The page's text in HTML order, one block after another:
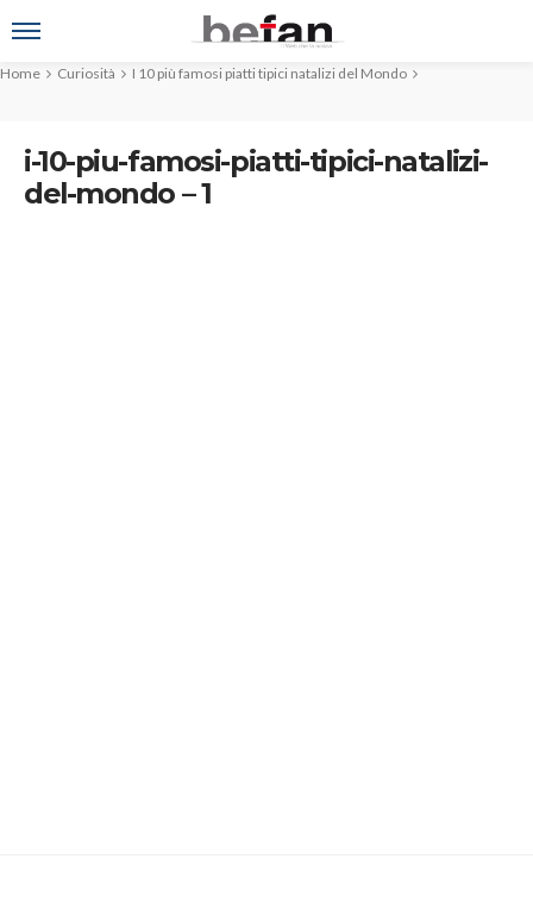
Home Curiosità I 10 più famosi piatti tipici natalizi del Mondo
i-10-piu-famosi-piatti-tipici-natalizi-
del-mondo – 1